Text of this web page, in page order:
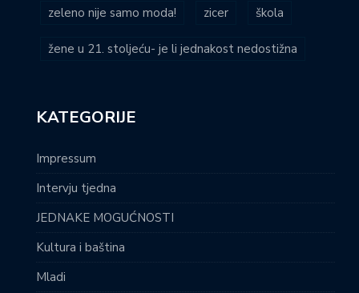
zeleno nije samo moda! zicer škola
žene u 21. stoljeću- je li jednakost nedostižna
KATEGORIJE
Impressum
Intervju tjedna
JEDNAKE MOGUĆNOSTI
Kultura i baština
Mladi